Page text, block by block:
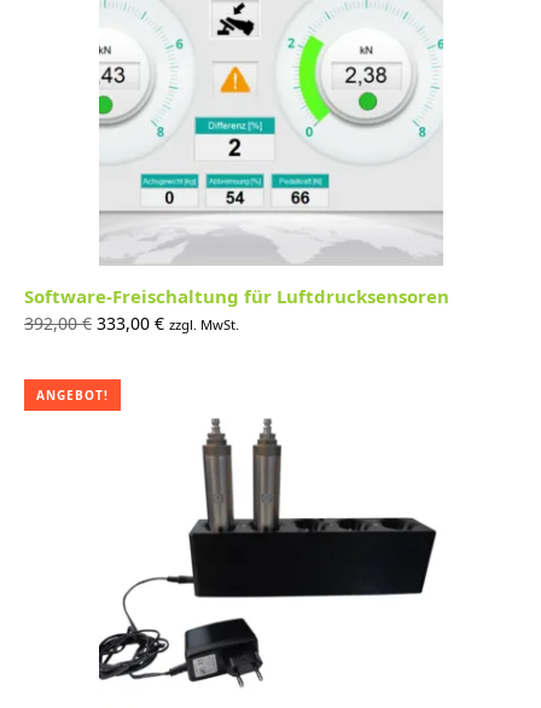
Software-Freischaltung für Luftdrucksensoren
392,00€ Ursprünglicher
392,00 €
333,00 €Aktueller
zzgl. MwSt.
ANGEBOT!